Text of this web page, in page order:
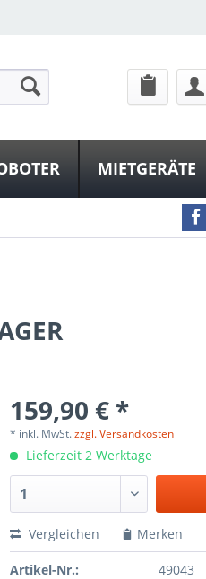
MIETGERÄTE
159,90 € *
* inkl. MwSt.zzgl. Versandkosten
Lieferzeit 2 Werktage
Vergleichen Merken
Artikel-Nr.:
49043